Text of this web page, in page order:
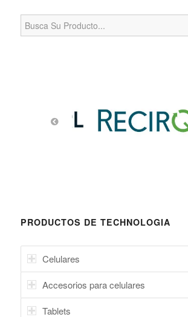
Search
for:
PRODUCTOS DE TECHNOLOGIA
Celulares
Accesorios para celulares
Tablets